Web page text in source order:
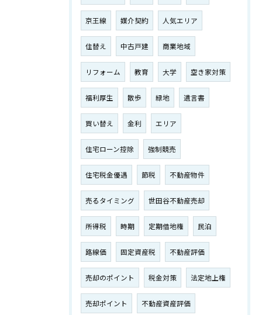
京王線 媒介契約 人気エリア
住替え 中古戸建 商業地域
リフォーム 教育 大学 空き家対策
福利厚生 散歩 緑地 遺言書
買い替え 金利 エリア
住宅ローン控除 強制競売
住宅税金優遇 節税 不動産物件
売るタイミング 世田谷不動産売却
所得税 時期 定期借地権 民泊
路線価 固定資産税 不動産評価
売却のポイント 税金対策 法定地上権
売却ポイント 不動産資産評価